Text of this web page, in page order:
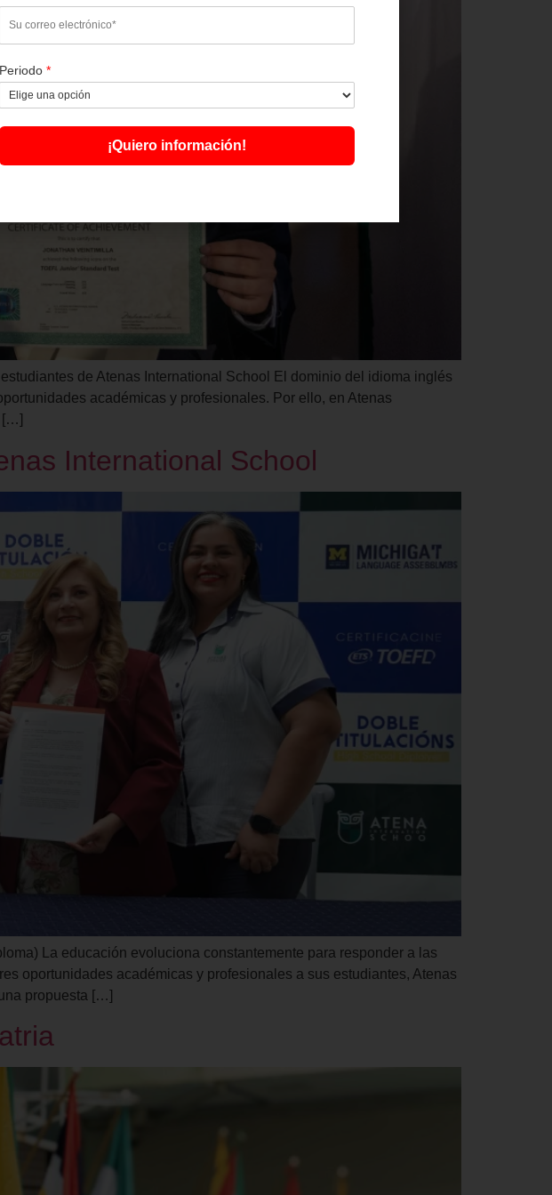
de Atenas International School El dominio del idioma inglés
académicas y profesionales. Por ello, en Atenas
[…]
International School
La educación evoluciona constantemente para responder a las
oportunidades académicas y profesionales a sus estudiantes, Atenas
propuesta […]
Periodo *
¡Quiero información!